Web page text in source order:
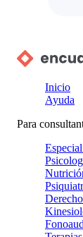
Inicio
Ayuda
Para
Derecho